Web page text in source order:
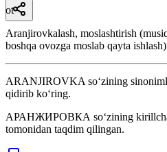
ot
Aranjirovkalash, moslashtirish
boshqa ovozga moslab qayta
ARANJIROVKA so‘zining
qidirib ko‘ring.
АРАНЖИРОВКА so‘zining
tomonidan taqdim qilingan.